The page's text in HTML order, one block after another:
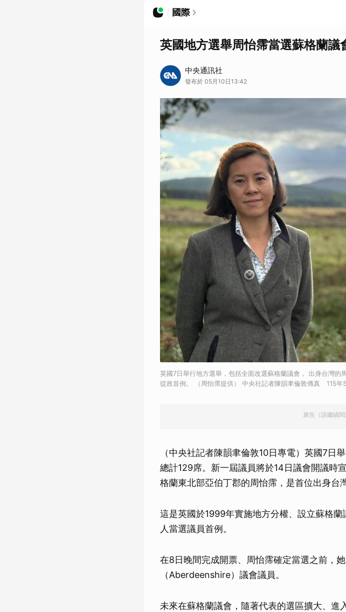
國際
英國地方選舉周怡霈當選蘇格蘭
中央通訊社
發布於 05月10日13:42
英國7日舉行地方選舉，包括全面改選蘇格蘭議會， 出身台灣
從政首例。 （周怡霈提供） 中央社記者陳韻聿倫敦傳真 115年
廣告（請繼續閱
（中央社記者陳韻聿倫敦10日專電）英國7日
總計129席。新一屆議員將於14日議會開議時
格蘭東北部亞伯丁郡的周怡霈，是首位出身台
這是英國於1999年實施地方分權、設立蘇格
人當選議員首例。
在8日晚間完成開票、周怡霈確定當選之前，
（Aberdeenshire）議會議員。
未來在蘇格蘭議會，隨著代表的選區擴大、